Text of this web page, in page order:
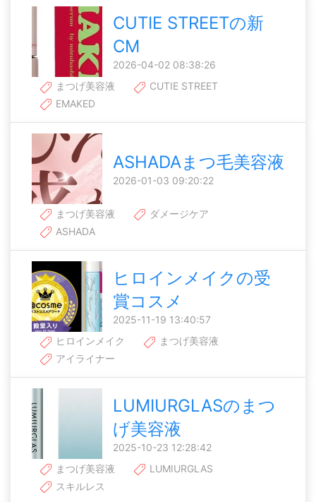
CUTIE STREETの新
CM
2026-04-02 08:38:26
まつげ美容液
CUTIE STREET
EMAKED
ASHADAまつ毛美容液
2026-01-03 09:20:22
まつげ美容液
ダメージケア
ASHADA
ヒロインメイクの受
賞コスメ
2025-11-19 13:40:57
ヒロインメイク
まつげ美容液
アイライナー
LUMIURGLASのまつ
げ美容液
2025-10-23 12:28:42
まつげ美容液
LUMIURGLAS
スキルレス